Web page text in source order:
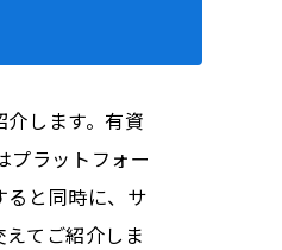
します。有資
プラットフォー
ると同時に、サ
てご紹介しま